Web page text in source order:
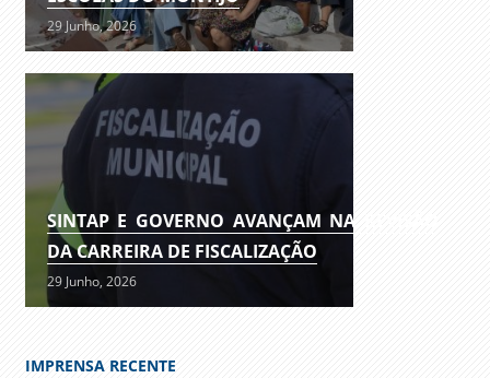
29 Junho, 2026
SINTAP E GOVERNO AVANÇAM NA REVISÃO
DA CARREIRA DE FISCALIZAÇÃO
29 Junho, 2026
IMPRENSA RECENTE